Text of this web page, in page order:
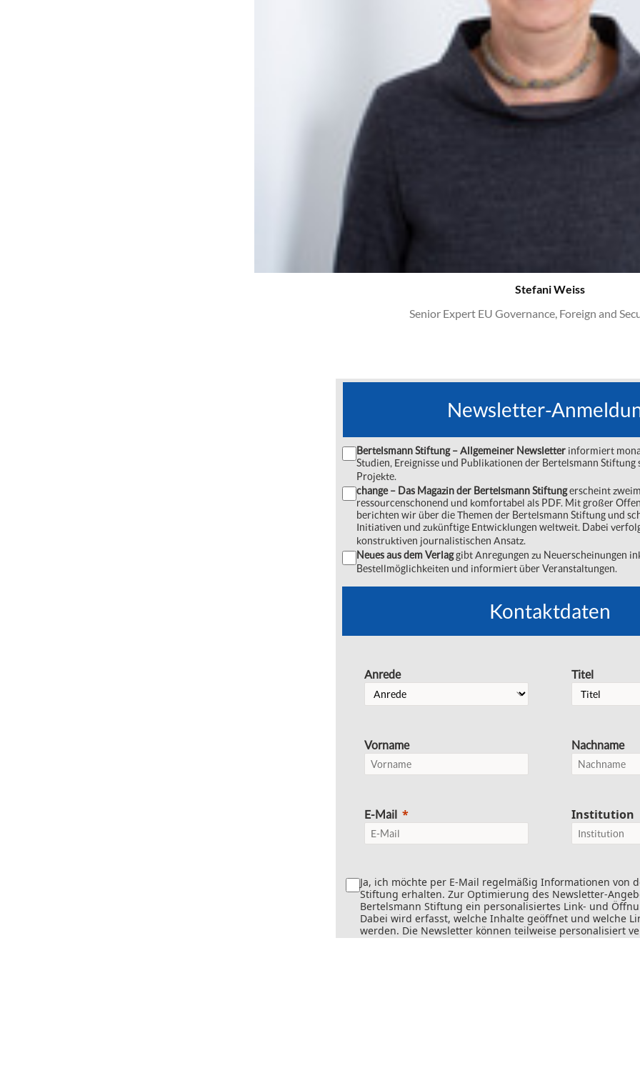
Stefani Weiss
Senior Expert EU Governance, Foreign and
Newsletter-
Bertelsmann Stiftung – Allgemeiner Newsletter informiert
Studien, Ereignisse und Publikationen der Bertelsmann Stiftung
Projekte.
change – Das Magazin der Bertelsmann Stiftungerscheint
ressourcenschonend und komfortabel als PDF. Mit großer
berichten wir über die Themen der Bertelsmann Stiftung und
Initiativen und zukünftige Entwicklungen weltweit. Dabei
konstruktiven journalistischen Ansatz.
Neues aus dem Verlaggibt Anregungen zu Neuerscheinungen
Bestellmöglichkeiten und informiert über Veranstaltungen.
Kontaktdaten
Anrede
Vorname
E-Mail
Titel
Nachname
Institution
Ja, ich möchte per E-Mail regelmäßig Informationen von
Stiftung erhalten. Zur Optimierung des Newsletter-
Bertelsmann Stiftung ein personalisiertes Link- und
Dabei wird erfasst, welche Inhalte geöffnet und welche
werden. Die Newsletter können teilweise personalisiert
Die Einwilligung kann jederzeit mit Wirkung für die